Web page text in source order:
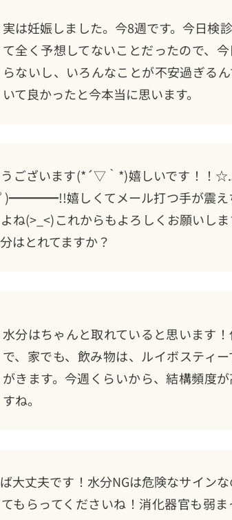
実は妊娠しました。今8週です。今日検
て全く予想してないことだったので、
らないし、いろんなことが不安過ぎる
いて良かったと今本当に思います。
うございます(*´▽｀*)嬉しいです！！
嬉しくてメール打つ手が震え
ね(>_<)これからもよろしくお願いし
はとれてますか？
水分はちゃんと取れていると思います
で、家でも、飲み物は、ルイボスティ
がきます。今週くらいから、結構頻度
すね。
大丈夫です！水分NGは危険なサイン
もらってくださいね！消化器官も弱